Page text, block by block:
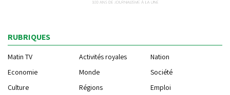
RUBRIQUES
Matin TV Activités royales
Nation
Economie
Monde
Société
Culture
Régions
Emploi